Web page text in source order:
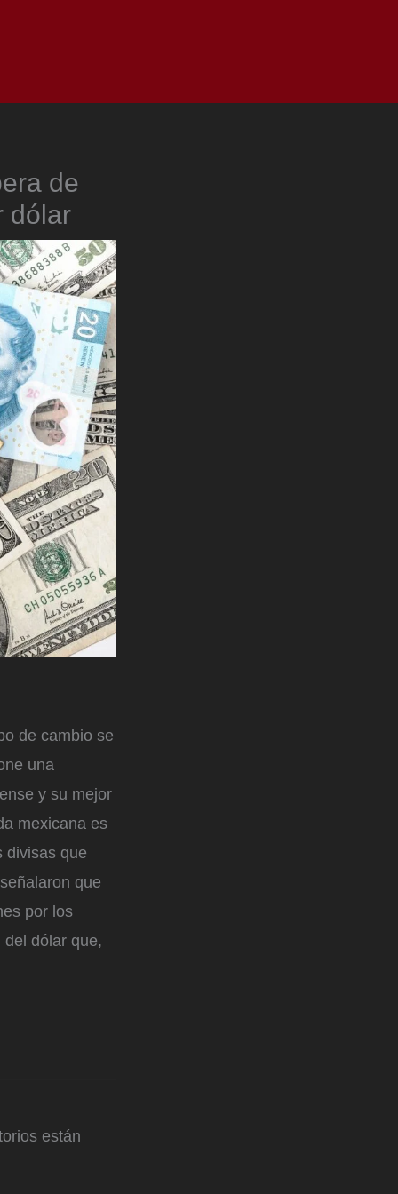
de
dólar
de cambio se
una
y su mejor
mexicana es
divisas que
que
por los
dólar que,
están